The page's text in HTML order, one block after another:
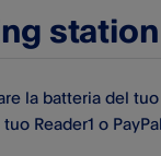
station
la batteria del
Reader1 o